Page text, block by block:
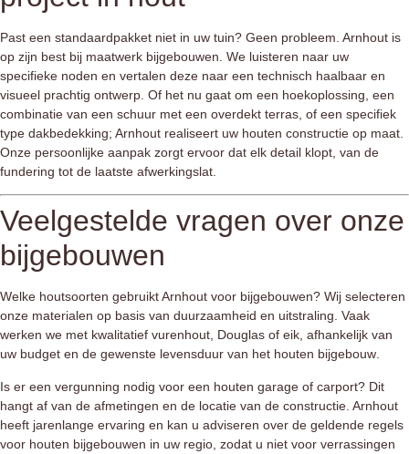
Past een standaardpakket niet in uw tuin? Geen probleem. Arnhout is
op zijn best bij maatwerk bijgebouwen . We luisteren naar uw
specifieke noden en vertalen deze naar een technisch haalbaar en
visueel prachtig ontwerp. Of het nu gaat om een hoekoplossing, een
combinatie van een schuur met een overdekt terras, of een specifiek
type dakbedekking; Arnhout realiseert uw houten constructie op maat
Onze persoonlijke aanpak zorgt ervoor dat elk detail klopt, van de
fundering tot de laatste afwerkingslat.
Veelgestelde vragen over onze
bijgebouwen
Welke houtsoorten gebruikt Arnhout voor bijgebouwen? Wij selecteren
onze materialen op basis van duurzaamheid en uitstraling. Vaak
werken we met kwalitatief vurenhout, Douglas of eik, afhankelijk van
uw budget en de gewenste levensduur van het houten bijgebouw.
Is er een vergunning nodig voor een houten garage of carport? Dit
hangt af van de afmetingen en de locatie van de constructie. Arnhout
heeft jarenlange ervaring en kan u adviseren over de geldende regels
voor houten bijgebouwen in uw regio, zodat u niet voor verrassingen